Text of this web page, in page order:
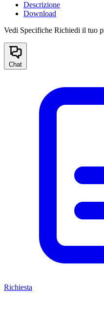
Descrizione
Download
Vedi Specifiche Richiedi il tuo
Chat
Richiesta